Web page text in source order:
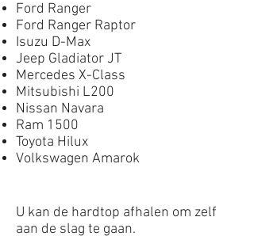
Ford Ranger
Ford Ranger Raptor
Isuzu D-Max
Jeep Gladiator JT
Mercedes X-Class
Mitsubishi L200
Nissan Navara
Ram 1500
Toyota Hilux
Volkswagen Amarok
U kan de hardtop afhalen om zelf
aan de slag te gaan.